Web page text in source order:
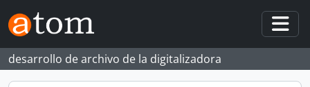
Skip to main content
desarrollo de archivo de la digitalizadora